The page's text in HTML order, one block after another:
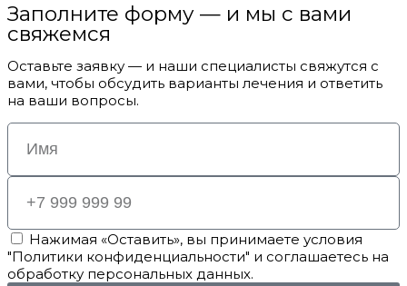
Заполните форму — и мы с вами
свяжемся
Оставьте заявку — и наши специалисты свяжутся с
вами, чтобы обсудить варианты лечения и ответить
на ваши вопросы.
Нажимая «Оставить», вы принимаете условия
"Политики конфиденциальности" и соглашаетесь на
обработку персональных данных.